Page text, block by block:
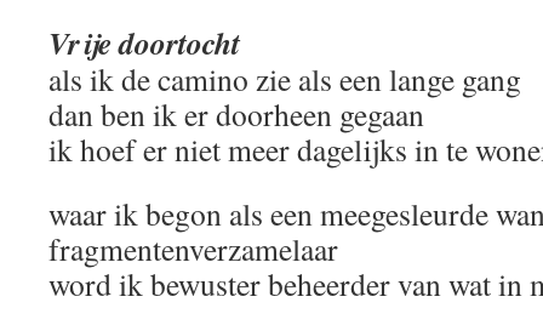
Vrije doortocht
als ik de camino zie als een lange gang
dan ben ik er doorheen gegaan
ik hoef er niet meer dagelijks in te
waar ik begon als een meegesleurde
fragmentenverzamelaar
word ik bewuster beheerder van wat in